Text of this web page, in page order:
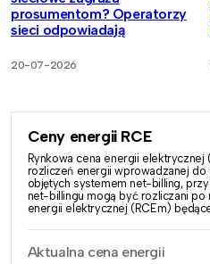
prosumentom? Operatorzy
sieci odpowiadają
20-07-2026
Ceny energii RCE
Rynkowa cena energii
rozliczeń energii wprowadzanej
objętych systemem net-billing,
net-billingu mogą być rozliczani po
energii elektrycznej (RCEm)
Aktualna cena energii